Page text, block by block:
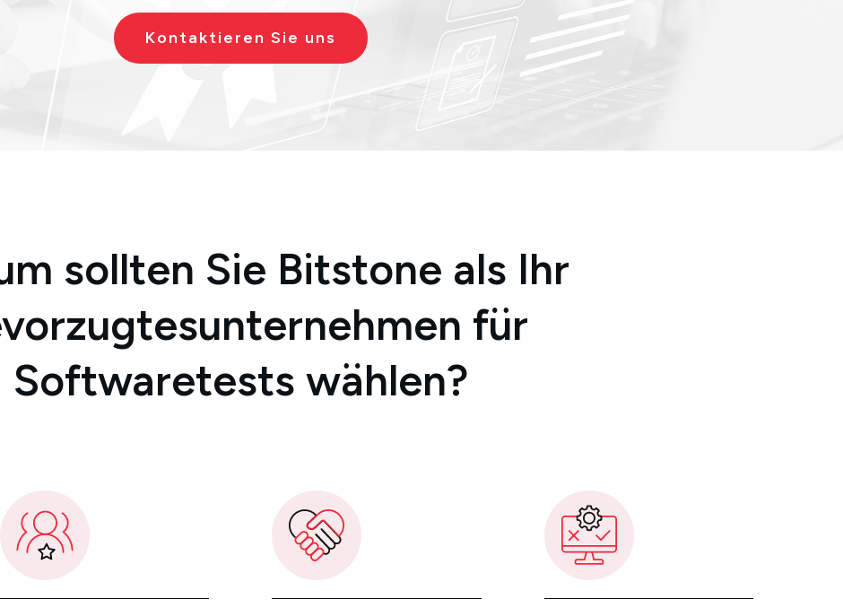
Kontaktieren Sie uns
sollten Sie Bitstone als Ihr
unternehmen für
Softwaretests wählen?